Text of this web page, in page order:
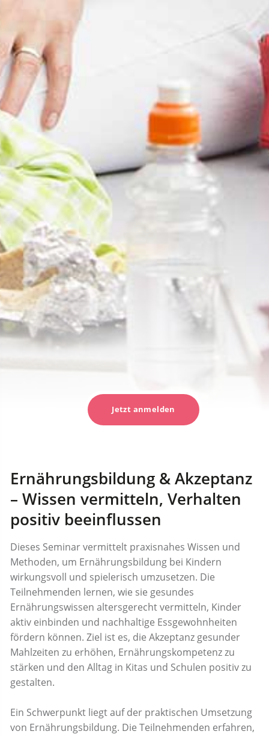
Jetzt anmelden
Ernährungsbildung & Akzeptanz
– Wissen vermitteln, Verhalten
positiv beeinflussen
Dieses Seminar vermittelt praxisnahes Wissen und
Methoden, um Ernährungsbildung bei Kindern
wirkungsvoll und spielerisch umzusetzen. Die
Teilnehmenden lernen, wie sie gesundes
Ernährungswissen altersgerecht vermitteln, Kinder
aktiv einbinden und nachhaltige Essgewohnheiten
fördern können. Ziel ist es, die Akzeptanz gesunder
Mahlzeiten zu erhöhen, Ernährungskompetenz zu
stärken und den Alltag in Kitas und Schulen positiv zu
gestalten.
Ein Schwerpunkt liegt auf der praktischen Umsetzung
von Ernährungsbildung. Die Teilnehmenden erfahren,